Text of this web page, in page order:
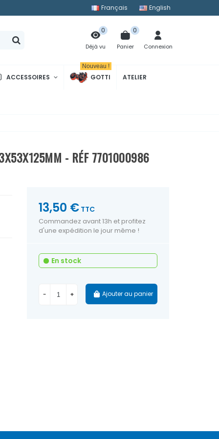
Français English
Déjà vu
0
Panier
0
Connexion
ACCESSOIRES GOTTI
Nouveau !
ATELIER
- RÉF 7701000986
13,50 € TTC
Commandez avant 13h et profitez
d'une expédition le jour même !
En stock
- + Ajouter au panier